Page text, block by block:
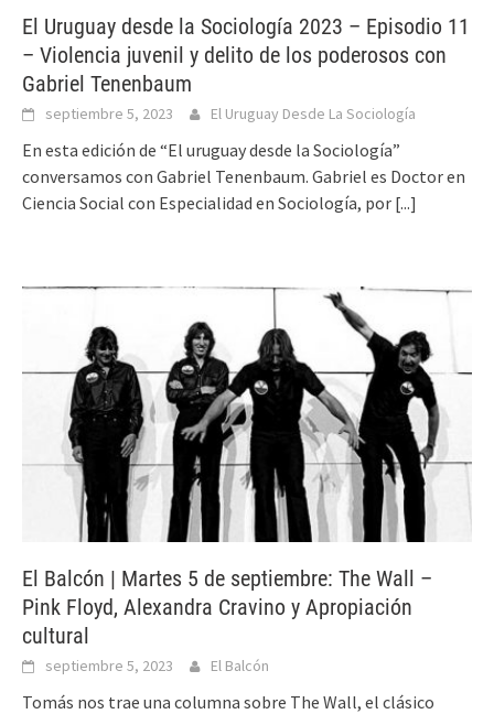
El Uruguay desde la Sociología 2023 – Episodio 11
– Violencia juvenil y delito de los poderosos con
Gabriel Tenenbaum
septiembre 5, 2023 El Uruguay Desde La Sociología
En esta edición de “El uruguay desde la Sociología”
conversamos con Gabriel Tenenbaum. Gabriel es Doctor en
Ciencia Social con Especialidad en Sociología, por [...]
El Balcón | Martes 5 de septiembre: The Wall –
Pink Floyd, Alexandra Cravino y Apropiación
cultural
septiembre 5, 2023 El Balcón
Tomás nos trae una columna sobre The Wall, el clásico